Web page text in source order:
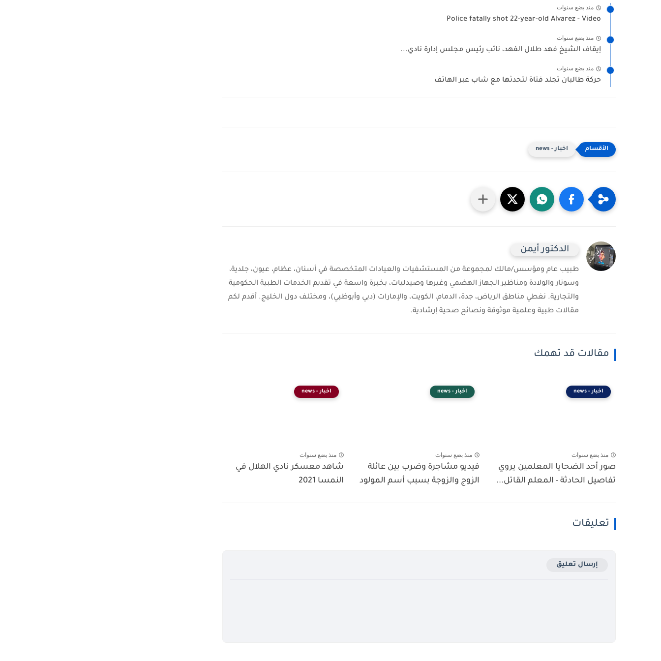
منذ بضع سنوات
Police fatally shot 22-year-old Alvarez - Video
منذ بضع سنوات
إيقاف الشيخ فهد طلال الفهد، نائب رئيس مجلس إدارة نادي...
منذ بضع سنوات
حركة طالبان تجلد فتاة لتحدثها مع شاب عبر الهاتف
اخبار - news
الدكتور أيمن
طبيب عام ومؤسس/مالك لمجموعة من المستشفيات والعيادات المتخصصة في أسنان، عظام، عيون، جلدية،
وسونار والولادة ومناظير الجهاز الهضمي وغيرها وصيدليات، بخبرة واسعة في تقديم الخدمات الطبية الحكومية
والتجارية. نغطي مناطق الرياض، جدة، الدمام، الكويت، والإمارات (دبي وأبوظبي)، ومختلف دول الخليج. أقدم لكم
مقالات طبية وعلمية موثوقة ونصائح صحية إرشادية.
مقالات قد تهمك
اخبار - news
منذ بضع سنوات
صور أحد الضحايا المعلمين يروي
تفاصيل الحادثة - المعلم القاتل...
اخبار - news
منذ بضع سنوات
فيديو مشاجرة وضرب بين عائلة
الزوج والزوجة بسبب أسم المولود
اخبار - news
منذ بضع سنوات
شاهد معسكر نادي الهلال في
النمسا 2021
تعليقات
إرسال تعليق